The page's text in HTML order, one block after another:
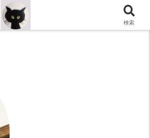
検索